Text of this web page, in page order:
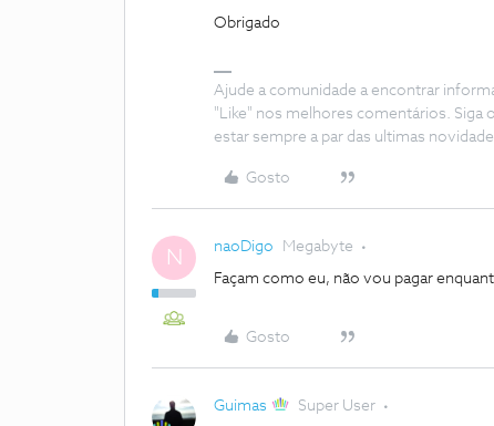
Obrigado
Ajude a comunidade a encontrar
"Like" nos melhores comentários. Siga
estar sempre a par das ultimas
Gosto
N naoDigo Megabyte
Façam como eu, não vou pagar
Gosto
Guimas Super User